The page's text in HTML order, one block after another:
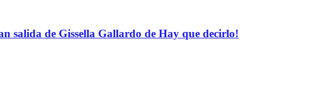
salida de Gissella Gallardo de Hay que decirlo!